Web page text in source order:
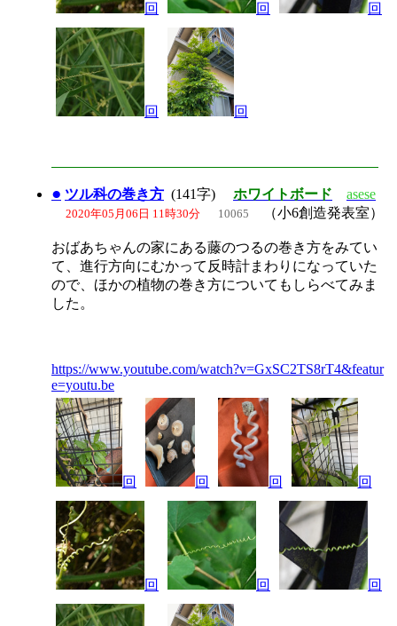
回 回 回
回 回
● ツル科の巻き方 (141字) ホワイトボード asese
2020年05月06日 11時30分 10065 （小6創造発表室）
おばあちゃんの家にある藤のつるの巻き方をみてい
て、進行方向にむかって反時計まわりになっていた
ので、ほかの植物の巻き方についてもしらべてみま
した。
https://www.youtube.com/watch?v=GxSC2TS8rT4&featur
e=youtu.be
回 回 回 回
回 回 回